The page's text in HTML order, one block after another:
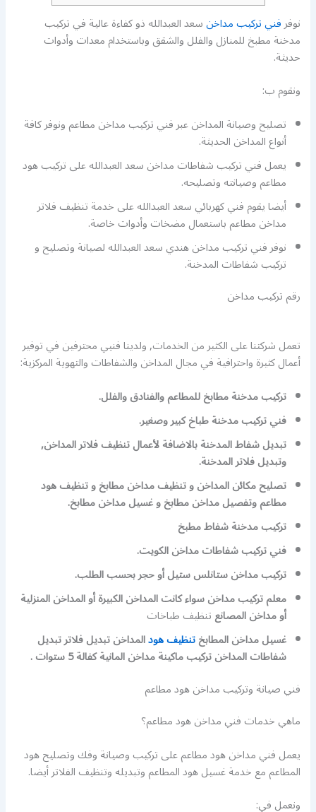
نوفرفني تركيب مداخنسعد العبدالله ذو كفاءة عالية في تركيب
مدخنة مطبخ للمنازل والفلل والشقق وباستخدام معدات وأدوات
حديثة.
ونقوم ب:
تصليح وصيانة المداخن عبر فني تركيب مداخن مطاعم ونوفر كافة
أنواع المداخن الحديثة.
يعمل فني تركيب شفاطات مداخن سعد العبدالله على تركيب هود
مطاعم وصيانته وتصليحه.
أيضا يقوم فني كهربائي سعد العبدالله على خدمة تنظيف فلاتر
مداخن مطاعم باستعمال مضخات وأدوات خاصة.
نوفر فني تركيب مداخن هندي سعد العبدالله لصيانة وتصليح و
تركيب شفاطات المدخنة.
رقم تركيب مداخن
تعمل شركتنا على الكثير من الخدمات, ولدينا فنيي محترفين في توفير
أعمال كثيرة واحترافية في مجال المداخن والشفاطات والتهوية المركزية:
تركيب مدخنة مطابخ للمطاعم والفنادق والفلل.
فني تركيب مدخنة طباخ كبير وصغير.
تبديل شفاط المدخنة بالاضافة لأعمال تنظيف فلاتر المداخن,
وتبديل فلاتر المدخنة.
تصليح مكائن المداخن و تنظيف مداخن مطابخ و تنظيف هود
مطاعم وتفصيل مداخن مطابخ و غسيل مداخن مطابخ.
تركيب مدخنة شفاط مطبخ
فني تركيب شفاطات مداخن الكويت.
تركيب مداخن ستانلس ستيل أو حجر بحسب الطلب.
معلم تركيب مداخن سواء كانت المداخن الكبيرة أو المداخن المنزلية
أو مداخن المصانعتنظيف طباخات
غسيل مداخن المطابختنظيف هودالمداخن تبديل فلاتر تبديل
شفاطات المداخن تركيب ماكينة مداخن المانية كفالة 5 ستوات .
فني صيانة وتركيب مداخن هود مطاعم
ماهي خدمات فني مداخن هود مطاعم؟
يعمل فني مداخن هود مطاعم على تركيب وصيانة وفك وتصليح هود
المطاعم مع خدمة غسيل هود المطاعم وتبديله وتنظيف الفلاتر أيضا.
ونعمل في: